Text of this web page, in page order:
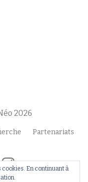
2026
Partenariats
cookies. En continuant à